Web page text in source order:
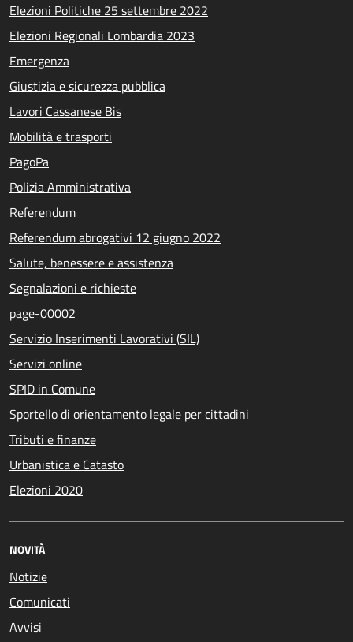
Elezioni Politiche 25 settembre 2022
Elezioni Regionali Lombardia 2023
Emergenza
Giustizia e sicurezza pubblica
Lavori Cassanese Bis
Mobilità e trasporti
PagoPa
Polizia Amministrativa
Referendum
Referendum abrogativi 12 giugno 2022
Salute, benessere e assistenza
Segnalazioni e richieste
page-00002
Servizio Inserimenti Lavorativi (SIL)
Servizi online
SPID in Comune
Sportello di orientamento legale per cittadini
Tributi e finanze
Urbanistica e Catasto
Elezioni 2020
NOVITÀ
Notizie
Comunicati
Avvisi